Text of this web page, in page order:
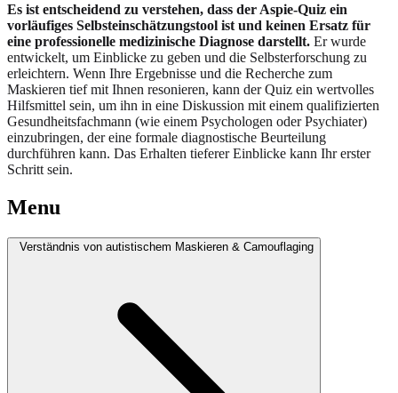
Es ist entscheidend zu verstehen, dass der Aspie-Quiz ein
vorläufiges Selbsteinschätzungstool ist und keinen Ersatz für
eine professionelle medizinische Diagnose darstellt. Er wurde
entwickelt, um Einblicke zu geben und die Selbsterforschung zu
erleichtern. Wenn Ihre Ergebnisse und die Recherche zum
Maskieren tief mit Ihnen resonieren, kann der Quiz ein wertvolles
Hilfsmittel sein, um ihn in eine Diskussion mit einem qualifizierten
Gesundheitsfachmann (wie einem Psychologen oder Psychiater)
einzubringen, der eine formale diagnostische Beurteilung
durchführen kann. Das Erhalten tieferer Einblicke kann Ihr erster
Schritt sein.
Menu
Verständnis von autistischem Maskieren & Camouflaging